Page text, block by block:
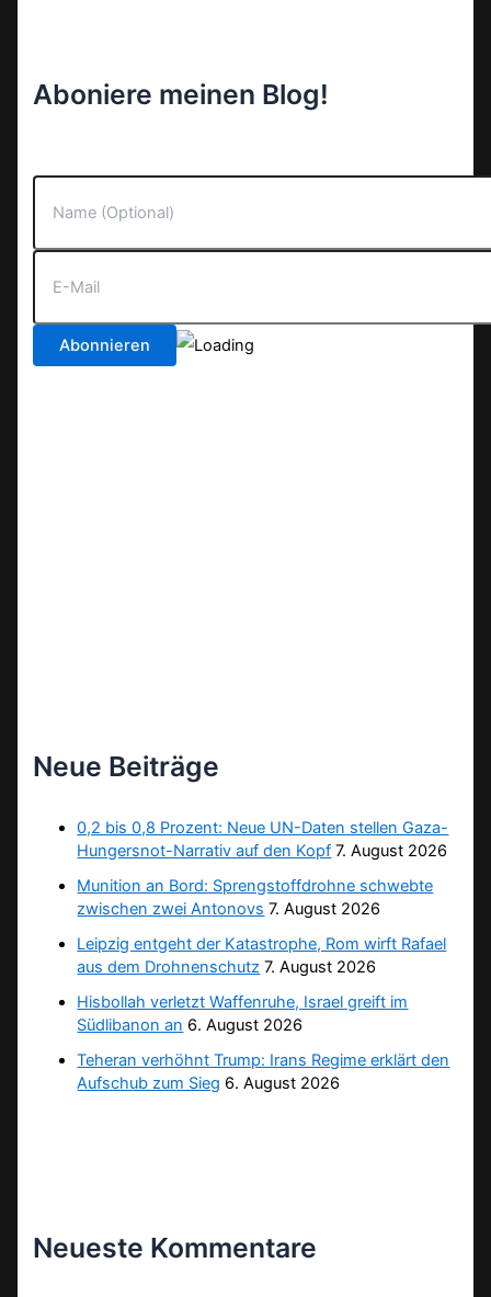
Aboniere meinen Blog!
Neue Beiträge
0,2 bis 0,8 Prozent: Neue UN-Daten stellen Gaza-
Hungersnot-Narrativ auf den Kopf 7. August 2026
Munition an Bord: Sprengstoffdrohne schwebte
zwischen zwei Antonovs 7. August 2026
Leipzig entgeht der Katastrophe, Rom wirft Rafael
aus dem Drohnenschutz 7. August 2026
Hisbollah verletzt Waffenruhe, Israel greift im
Südlibanon an 6. August 2026
Teheran verhöhnt Trump: Irans Regime erklärt den
Aufschub zum Sieg 6. August 2026
Neueste Kommentare